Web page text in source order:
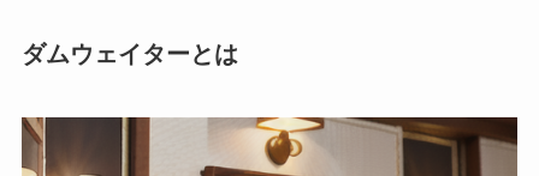
ダムウェイターとは